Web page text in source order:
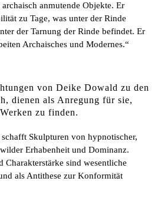
anmutende Objekte. Er
zu Tage, was unter der Rinde
der Tarnung der Rinde befindet. Er
Archaisches und Modernes.“
von Deike Dowald zu den
dienen als Anregung für sie,
zu finden.
Skulpturen von hypnotischer,
Erhabenheit und Dominanz.
sind wesentliche
als Antithese zur Konformität